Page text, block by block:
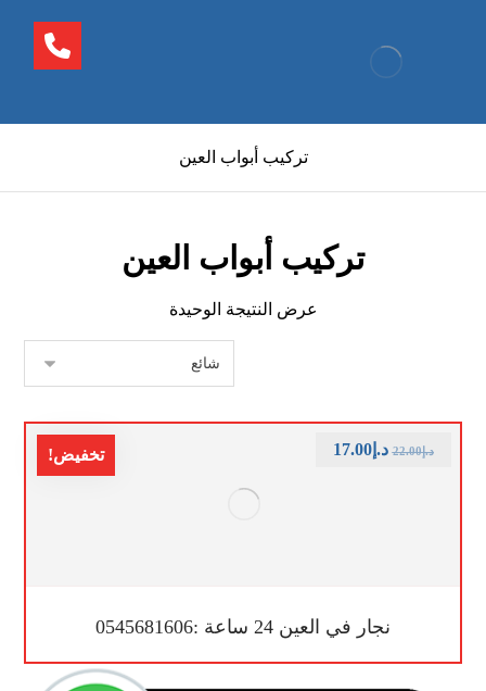
تركيب أبواب العين
تركيب أبواب العين
عرض النتيجة الوحيدة
تخفيض!
نجار في العين 24 ساعة :0545681606
د.إ22.00 د.إ17.00